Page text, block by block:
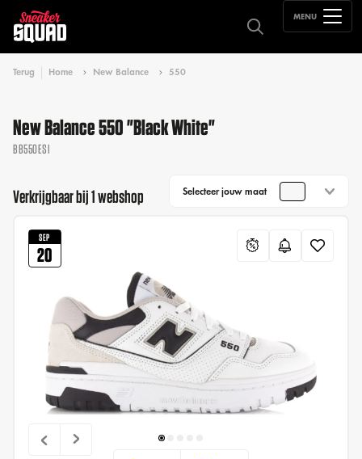
MENU
Terug Home New Balance 550
New Balance 550 "Black White"
BB550ESI
Verkrijgbaar bij 1 webshop Selecteer jouw maat
SEP
20